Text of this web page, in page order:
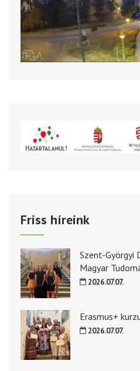
Friss híreink
Szent-Györgyi
Magyar
2026.07.07.
Erasmus+
2026.07.07.